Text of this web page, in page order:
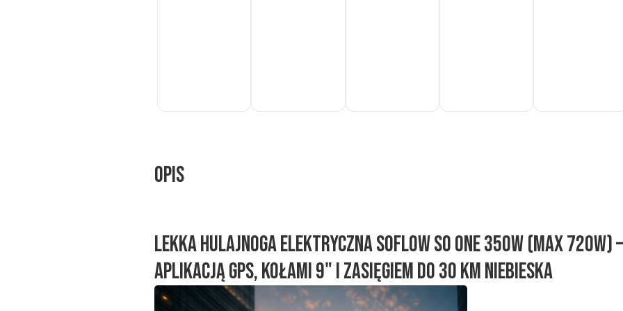
Opis
Lekka hulajnoga elektryczna SoFlow SO ONE 350W (Max
aplikacją GPS, kołami 9" i zasięgiem do 30 km niebieska